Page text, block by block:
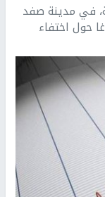
الماضية، في مدينة صفد
حول اختفاء